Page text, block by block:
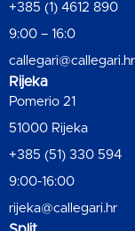
+385 (1) 4612 890
9:00 – 16:0
callegari@callegari.hr
Rijeka
Pomerio 21
51000 Rijeka
+385 (51) 330 594
9:00-16:00
rijeka@callegari.hr